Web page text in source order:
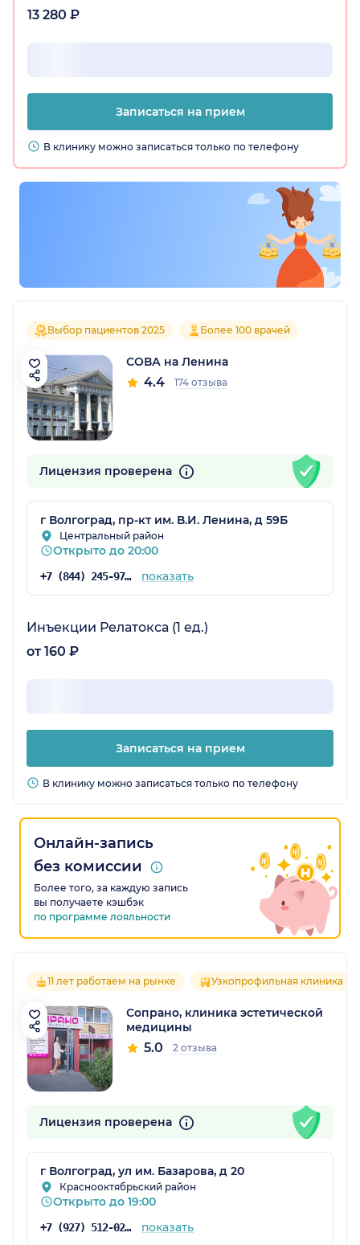
13 280 ₽
Записаться на прием
В клинику можно записаться только по телефону
Выбор пациентов 2025 Более 100 врачей
СОВА на Ленина
4.4 174 отзыва
Лицензия проверена
г Волгоград, пр-кт им. В.И. Ленина, д 59Б
Центральный район
Открыто до 20:00
+7 (844) 245-97-65 показать
Инъекции Релатокса (1 ед.)
от 160 ₽
Записаться на прием
В клинику можно записаться только по телефону
Онлайн-запись
без комиссии
Более того, за каждую запись
вы получаете кэшбэк
по программе лояльности
11 лет работаем на рынке Узкопрофильная клиника
Сопрано, клиника эстетической
медицины
5.0 2 отзыва
Лицензия проверена
г Волгоград, ул им. Базарова, д 20
Краснооктябрьский район
Открыто до 19:00
+7 (927) 512-02-14 показать